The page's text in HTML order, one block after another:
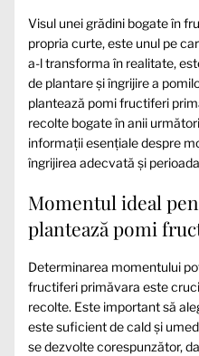
Visul unei grădini bogate în
propria curte, este unul pe
a-l transforma în realitate,
de plantare și îngrijire a
plantează pomi fructiferi
recolte bogate în anii
informații esențiale despre
îngrijirea adecvată și
Momentul ideal
plantează pomi
Determinarea momentului
fructiferi primăvara este
recolte. Este important să
este suficient de cald și
se dezvolte corespunzător,